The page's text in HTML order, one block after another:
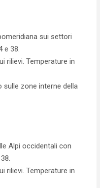
sui settori
e 38.
rilievi. Temperature in
sulle zone interne della
Alpi occidentali con
rilievi. Temperature in